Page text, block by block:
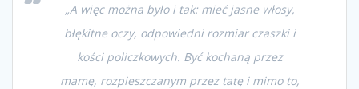
„A więc można było i tak: mieć jasne włosy,
błękitne oczy, odpowiedni rozmiar czaszki i
kości policzkowych. Być kochaną przez
mamę, rozpieszczanym przez tatę i mimo to,